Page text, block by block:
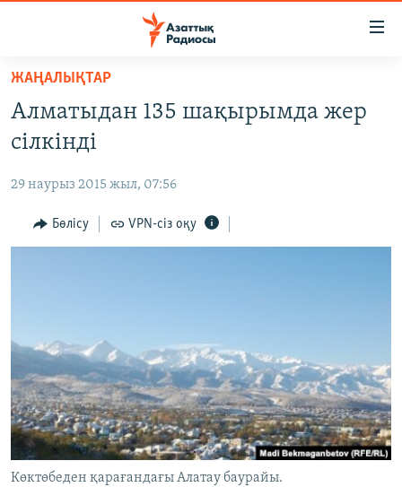
Skip
main
content
to
Navigation
Skip
ҚАҢТАР ОҚИҒАСЫ
АДАМ ҚҰҚЫҚТАРЫ
Русский
ЖАЗЫЛЫҢЫЗ
ЖАҢАЛЫҚТАР
Алматыдан 135 шақырымда жер
сілкінді
29 наурыз 2015 жыл, 07:56
Бөлісу VPN-сіз оқу
Көктөбеден қарағандағы Алатау баурайы.